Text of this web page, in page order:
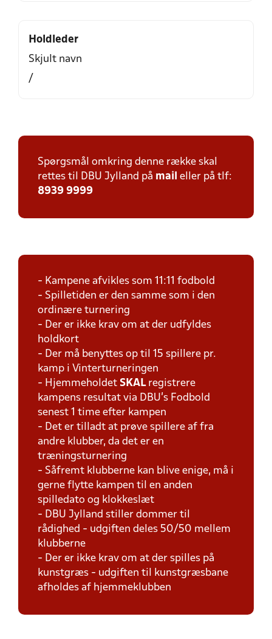
Holdleder
Skjult navn
/
Spørgsmål omkring denne række skal
rettes til DBU Jylland på mail eller på tlf:
8939 9999
- Kampene afvikles som 11:11 fodbold
- Spilletiden er den samme som i den
ordinære turnering
- Der er ikke krav om at der udfyldes
holdkort
- Der må benyttes op til 15 spillere pr.
kamp i Vinterturneringen
- Hjemmeholdet SKAL registrere
kampens resultat via DBU's Fodbold
senest 1 time efter kampen
- Det er tilladt at prøve spillere af fra
andre klubber, da det er en
træningsturnering
- Såfremt klubberne kan blive enige, må i
gerne flytte kampen til en anden
spilledato og klokkeslæt
- DBU Jylland stiller dommer til
rådighed - udgiften deles 50/50 mellem
klubberne
- Der er ikke krav om at der spilles på
kunstgræs - udgiften til kunstgræsbane
afholdes af hjemmeklubben